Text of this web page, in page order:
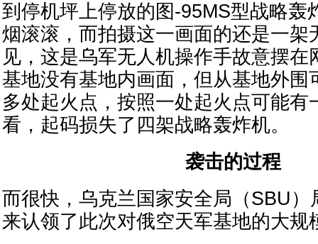
到停机坪上停放的图-95MS型战略轰
烟滚滚，而拍摄这一画面的还是一架
见，这是乌军无人机操作手故意摆在
基地没有基地内画面，但从基地外围
多处起火点，按照一处起火点可能有
看，起码损失了四架战略轰炸机。
袭击的过程
而很快，乌克兰国家安全局（SBU）
来认领了此次对俄空天军基地的大规